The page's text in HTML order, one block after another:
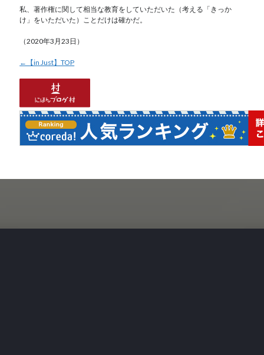
私、著作権に関して相当な教育をしていただいた（考える「きっか
け」をいただいた）ことだけは確かだ。
（2020年3月23日）
←【in Just】TOP